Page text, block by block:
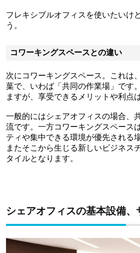
フレキシブルオフィスを使いたいけ
う。
コワーキングスペースとの違い
次にコワーキングスペース。これは
葉で、いわば「共同の作業場」です
ますが、享受できるメリットや利点
一般的にはシェアオフィスの場合、
流です。一方コワーキングスペース
ティや集中できる環境が優先される
またそこから生じる新しいビジネス
タイルとなります。
シェアオフィスの基本設備、